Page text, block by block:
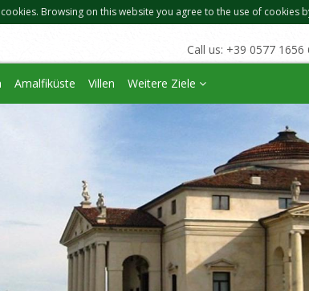
Browsing on this website you agree to the use of cookies
Call us: +39 0577 1656
Amalfiküste Villen Weitere Ziele